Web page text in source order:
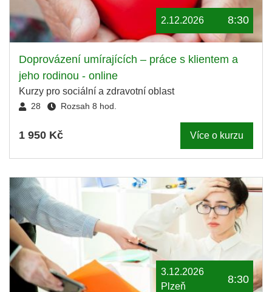
2.12.2026 8:30
Doprovázení umírajících – práce s klientem a
jeho rodinou - online
Kurzy pro sociální a zdravotní oblast
28 Rozsah 8 hod.
1 950 Kč Více o kurzu
3.12.2026
Plzeň
8:30